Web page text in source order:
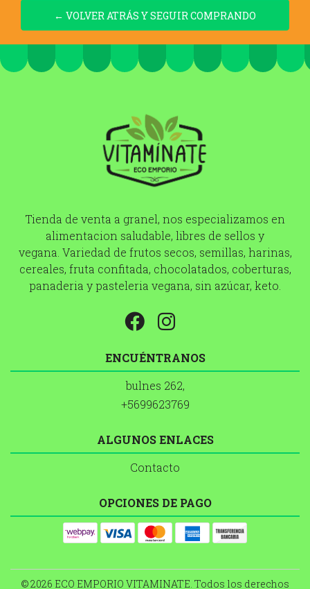
← VOLVER ATRÁS Y SEGUIR COMPRANDO
Tienda de venta a granel, nos especializamos en
alimentacion saludable, libres de sellos y
vegana. Variedad de frutos secos, semillas, harinas,
cereales, fruta confitada, chocolatados, coberturas,
panaderia y pasteleria vegana, sin azúcar, keto.
ENCUÉNTRANOS
bulnes 262,
+5699623769
ALGUNOS ENLACES
Contacto
OPCIONES DE PAGO
© 2026 ECO EMPORIO VITAMINATE. Todos los derechos